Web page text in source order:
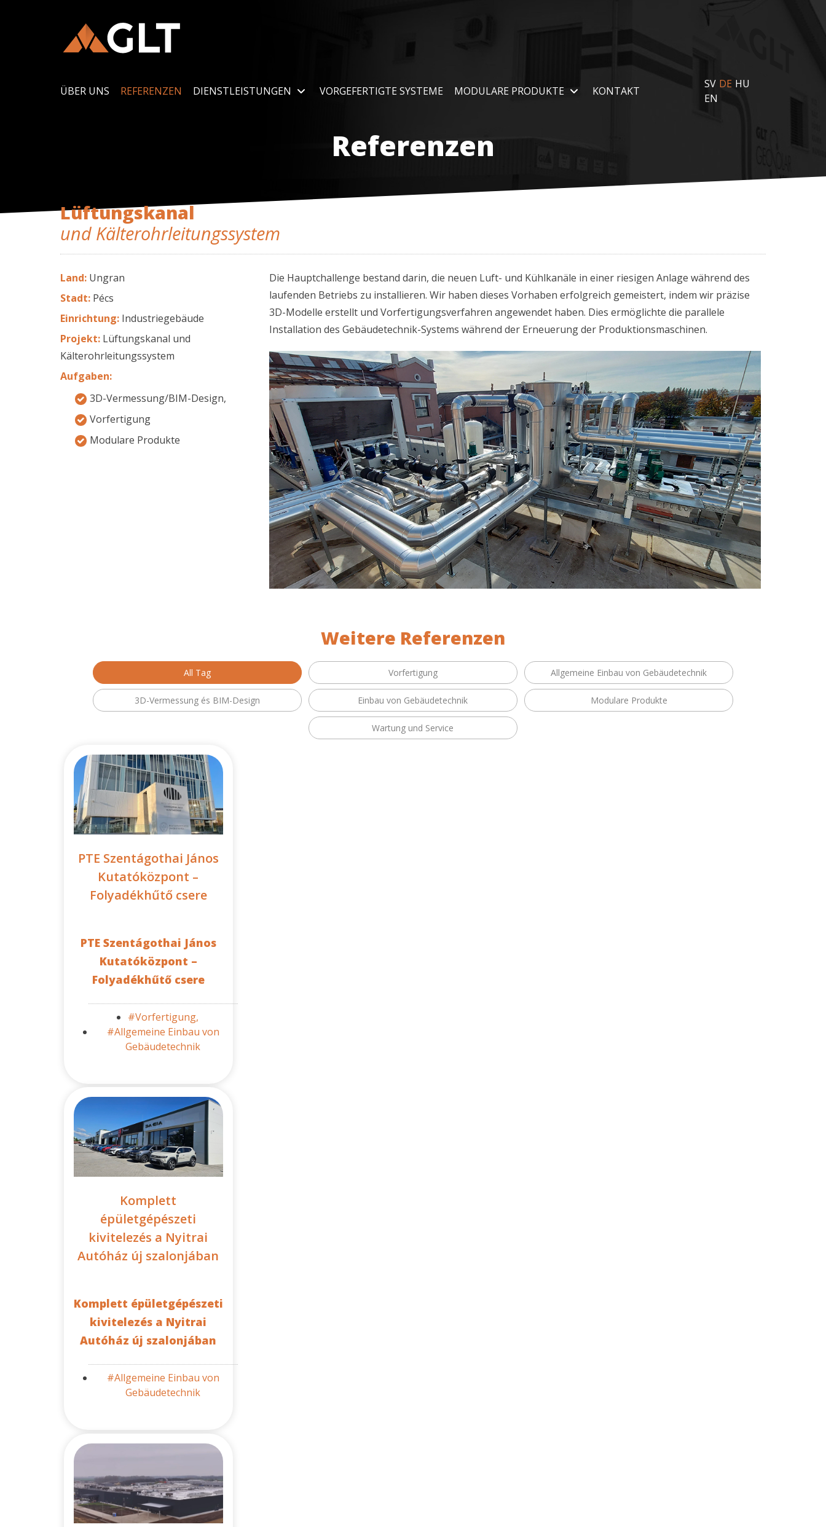
ÜBER UNS REFERENZEN DIENSTLEISTUNGEN VORGEFERTIGTE SYSTEME MODULARE PRODUKTE KONTAKT
SV DE HU
EN
Referenzen
Lüftungskanal
und Kälterohrleitungssystem
Land: Ungran
Stadt: Pécs
Einrichtung: Industriegebäude
Projekt: Lüftungskanal und
Kälterohrleitungssystem
Aufgaben:
3D-Vermessung/BIM-Design,
Vorfertigung
Modulare Produkte
Die Hauptchallenge bestand darin, die neuen Luft- und Kühlkanäle in einer riesigen Anlage während des
laufenden Betriebs zu installieren. Wir haben dieses Vorhaben erfolgreich gemeistert, indem wir präzise
3D-Modelle erstellt und Vorfertigungsverfahren angewendet haben. Dies ermöglichte die parallele
Installation des Gebäudetechnik-Systems während der Erneuerung der Produktionsmaschinen.
Weitere Referenzen
All Tag Vorfertigung Allgemeine Einbau von Gebäudetechnik
3D-Vermessung és BIM-Design Einbau von Gebäudetechnik Modulare Produkte
Wartung und Service
PTE Szentágothai János
Kutatóközpont –
Folyadékhűtő csere
PTE Szentágothai János
Kutatóközpont –
Folyadékhűtő csere
#Vorfertigung,
#Allgemeine Einbau von
Gebäudetechnik
Komplett
épületgépészeti
kivitelezés a Nyitrai
Autóház új szalonjában
Komplett épületgépészeti
kivitelezés a Nyitrai
Autóház új szalonjában
#Allgemeine Einbau von
Gebäudetechnik